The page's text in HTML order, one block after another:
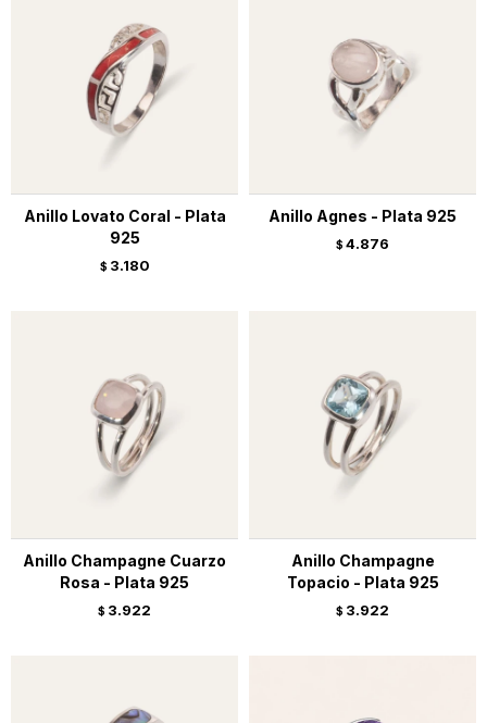
Anillo Lovato Coral - Plata
925
$ 3.180
Anillo Agnes - Plata 925
$ 4.876
Anillo Champagne Cuarzo
Rosa - Plata 925
$ 3.922
Anillo Champagne
Topacio - Plata 925
$ 3.922